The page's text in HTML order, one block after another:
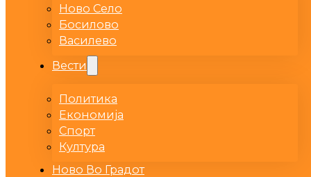
Ново Село
Босилово
Василево
Вести
Политика
Економија
Спорт
Култура
Ново Во Градот